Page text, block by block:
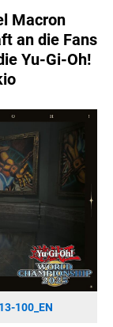
Macron
an die Fans
Yu-Gi-Oh!
100_EN